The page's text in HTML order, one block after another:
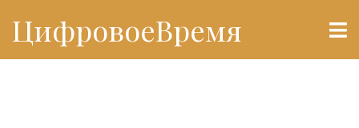
ЦифровоеВремя